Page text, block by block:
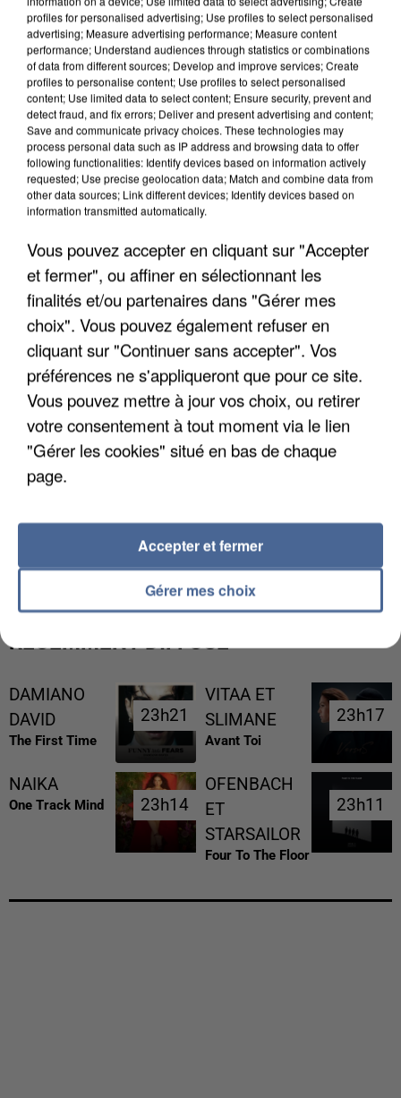
APRÈS TOUTES CES CANICULES, LES REFUGES
DE FAUNE SAUVAGE SONT...
L’UN DES FONDATEURS SUPPOSÉS DE LA DZ
MAFIA INTERPELLÉ EN ALGÉRIE
RÉCEMMENT DIFFUSÉ
DAMIANO
DAVID
The First Time
23h21
23h21
VITAA ET
SLIMANE
Avant Toi
23h17
23h17
NAIKA
One Track Mind 23h14
23h14
OFENBACH
ET
STARSAILOR
Four To The Floor
23h11
23h11
profiles for personalised advertising; Use profiles to select personalised
advertising; Measure advertising performance; Measure content
performance; Understand audiences through statistics or combinations
of data from different sources; Develop and improve services; Create
profiles to personalise content; Use profiles to select personalised
content; Use limited data to select content; Ensure security, prevent and
detect fraud, and fix errors; Deliver and present advertising and content;
Save and communicate privacy choices. These technologies may
process personal data such as IP address and browsing data to offer
following functionalities: Identify devices based on information actively
requested; Use precise geolocation data; Match and combine data from
other data sources; Link different devices; Identify devices based on
information transmitted automatically.
Vous pouvez accepter en cliquant sur "Accepter
et fermer", ou affiner en sélectionnant les
finalités et/ou partenaires dans "Gérer mes
choix". Vous pouvez également refuser en
cliquant sur "Continuer sans accepter". Vos
préférences ne s'appliqueront que pour ce site.
Vous pouvez mettre à jour vos choix, ou retirer
votre consentement à tout moment via le lien
"Gérer les cookies" situé en bas de chaque
page.
Gérer mes choix
Accepter et fermer